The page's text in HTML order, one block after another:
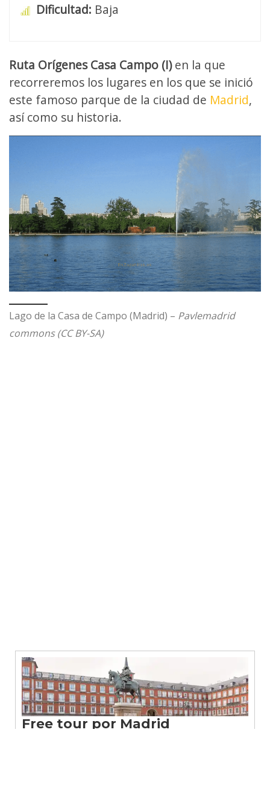
Dificultad: Baja
Ruta Orígenes Casa Campo (I)en la que
recorreremos los lugares en los que se inició
este famoso parque de la ciudad de Madrid,
así como su historia.
Lago de la Casa de Campo (Madrid) – Pavlemadrid
commons (CC BY-SA)